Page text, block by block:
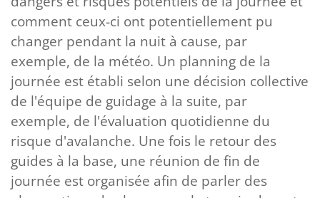
comment ceux-ci ont potentiellement pu
changer pendant la nuit à cause, par
exemple, de la météo. Un planning de la
journée est établi selon une décision collective
de l'équipe de guidage à la suite, par
exemple, de l'évaluation quotidienne du
risque d'avalanche. Une fois le retour des
guides à la base, une réunion de fin de
journée est organisée afin de parler des